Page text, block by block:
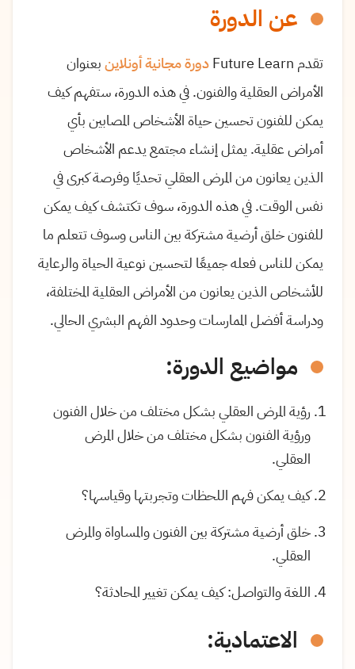
عن الدورة
تقدم Future Learnدورةمجانيةأونلاينبعنوان
الأمراض العقلية والفنون. في هذه الدورة، ستفهم كيف
يمكن للفنون تحسين حياة الأشخاص المصابين بأي
أمراض عقلية. يمثل إنشاء مجتمع يدعم الأشخاص
الذين يعانون من المرض العقلي تحديًا وفرصة كبرى في
نفس الوقت. في هذه الدورة، سوف تكتشف كيف يمكن
للفنون خلق أرضية مشتركة بين الناس وسوف تتعلم ما
يمكن للناس فعله جميعًا لتحسين نوعية الحياة والرعاية
للأشخاص الذين يعانون من الأمراض العقلية المختلفة،
ودراسة أفضل الممارسات وحدود الفهم البشري الحالي.
مواضيع الدورة:
رؤية المرض العقلي بشكل مختلف من خلال الفنون
ورؤية الفنون بشكل مختلف من خلال المرض
العقلي.
كيف يمكن فهم اللحظات وتجربتها وقياسها؟
خلق أرضية مشتركة بين الفنون والمساواة والمرض
العقلي.
اللغة والتواصل: كيف يمكن تغيير المحادثة؟
الاعتمادية: